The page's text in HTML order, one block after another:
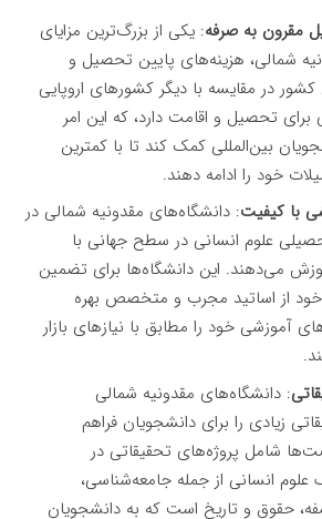
مقرون به صرفه: یکی از بزرگ‌ترین مزایای
شمالی، هزینه‌های پایین تحصیل و
در مقایسه با دیگر کشورهای اروپایی
تحصیل و اقامت دارد، که این امر
بین‌المللی کمک کند تا با کمترین
خود را ادامه دهند.
با کیفیت: دانشگاه‌های مقدونیه شمالی در
علوم انسانی در سطح جهانی با
می‌دهند. این دانشگاه‌ها برای تضمین
از اساتید مجرب و متخصص بهره
آموزشی خود را مطابق با نیازهای بازار
: دانشگاه‌های مقدونیه شمالی
زیادی را برای دانشجویان فراهم
شامل پروژه‌های تحقیقاتی در
انسانی از جمله جامعه‌شناسی،
حقوق و تاریخ است که به دانشجویان